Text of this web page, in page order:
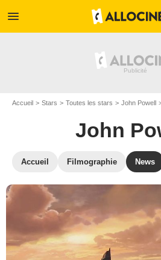
menu
Accueil Stars Toutes les stars John Powell
John
Accueil Filmographie News